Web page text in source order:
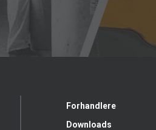
Forhandlere
Downloads